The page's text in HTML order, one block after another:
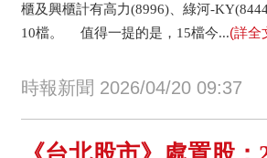
櫃及興櫃計有高力(8996)、綠河-
10檔。 值得一提的是，15檔今...(詳全
時報新聞 2026/04/20 09:37